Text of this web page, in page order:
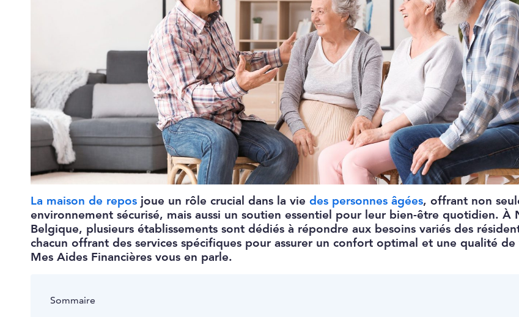
La maison de repos joue un rôle crucial dans la vie des personnes âgées, offrant non
environnement sécurisé, mais aussi un soutien essentiel pour leur bien-être quotidien. À
Belgique, plusieurs établissements sont dédiés à répondre aux besoins variés des
chacun offrant des services spécifiques pour assurer un confort optimal et une qualité de
Mes Aides Financières vous en parle.
Sommaire